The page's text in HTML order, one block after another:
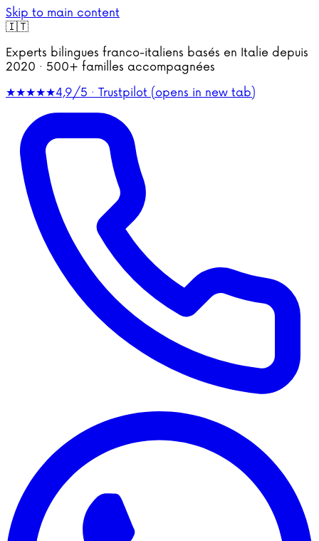
Skip to main content
🇮🇹
Experts bilingues franco-italiens basés en Italie depuis
2020 · 500+ familles accompagnées
★★★★★4,9/5 · Trustpilot (opens in new tab)